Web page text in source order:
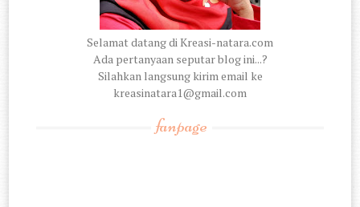
Selamat datang di Kreasi-natara.com
Ada pertanyaan seputar blog ini...?
Silahkan langsung kirim email ke
kreasinatara1@gmail.com
fanpage